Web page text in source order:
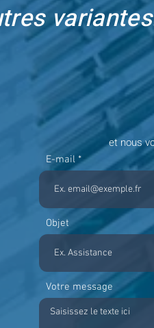
et nous
E-mail
Objet
Votre message